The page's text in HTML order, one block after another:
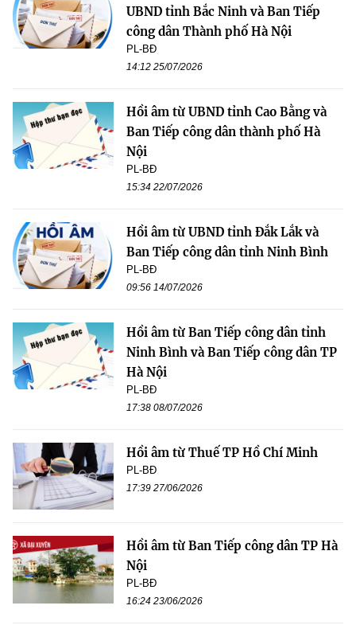
UBND tỉnh Bắc Ninh và Ban Tiếp
công dân Thành phố Hà Nội
PL-BĐ
14:12 25/07/2026
Hồi âm từ UBND tỉnh Cao Bằng và
Ban Tiếp công dân thành phố Hà
Nội
PL-BĐ
15:34 22/07/2026
Hồi âm từ UBND tỉnh Đắk Lắk và
Ban Tiếp công dân tỉnh Ninh Bình
PL-BĐ
09:56 14/07/2026
Hồi âm từ Ban Tiếp công dân tỉnh
Ninh Bình và Ban Tiếp công dân TP
Hà Nội
PL-BĐ
17:38 08/07/2026
Hồi âm từ Thuế TP Hồ Chí Minh
PL-BĐ
17:39 27/06/2026
Hồi âm từ Ban Tiếp công dân TP Hà
Nội
PL-BĐ
16:24 23/06/2026